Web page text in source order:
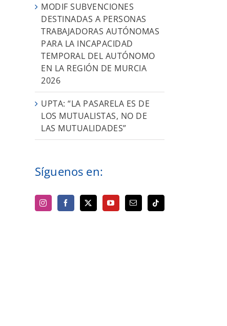
MODIF SUBVENCIONES
DESTINADAS A PERSONAS
TRABAJADORAS AUTÓNOMAS
PARA LA INCAPACIDAD
TEMPORAL DEL AUTÓNOMO
EN LA REGIÓN DE MURCIA
2026
UPTA: “LA PASARELA ES DE
LOS MUTUALISTAS, NO DE
LAS MUTUALIDADES”
Síguenos en: